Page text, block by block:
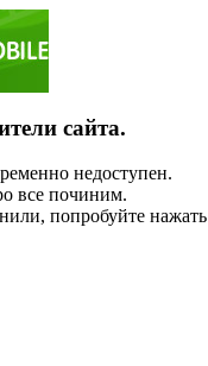
сайта.
недоступен.
все починим.
попробуйте нажать